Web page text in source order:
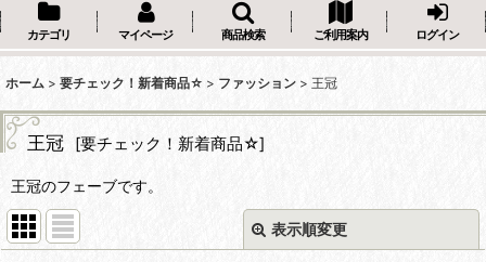
カテゴリ マイページ 商品検索 ご利用案内 ログイン
ホーム > 要チェック！新着商品☆ > ファッション > 王冠
王冠 [要チェック！新着商品☆]
王冠のフェーブです。
表示順変更